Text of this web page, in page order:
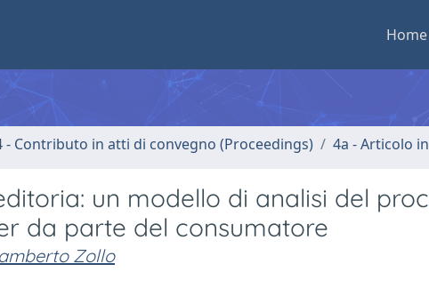
Home
- Contributo in atti di convegno (Proceedings) 4a - Articolo
un modello di analisi del
da parte del consumatore
Zollo